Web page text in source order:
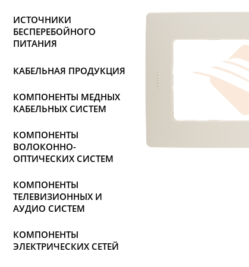
ИСТОЧНИКИ
БЕСПЕРЕБОЙНОГО
ПИТАНИЯ
КАБЕЛЬНАЯ ПРОДУКЦИЯ
КОМПОНЕНТЫ МЕДНЫХ
КАБЕЛЬНЫХ СИСТЕМ
КОМПОНЕНТЫ
ВОЛОКОННО-
ОПТИЧЕСКИХ СИСТЕМ
КОМПОНЕНТЫ
ТЕЛЕВИЗИОННЫХ И
АУДИО СИСТЕМ
КОМПОНЕНТЫ
ЭЛЕКТРИЧЕСКИХ СЕТЕЙ